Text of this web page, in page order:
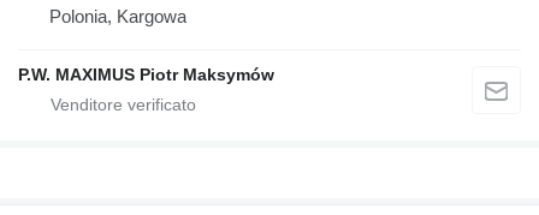
Polonia, Kargowa
P.W. MAXIMUS Piotr Maksymów